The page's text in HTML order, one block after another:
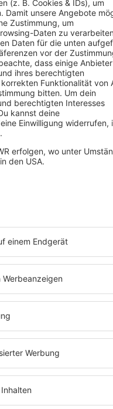
Easter-
geheimnisvollen
mit der Caption:
Outfits
– eine
neues Projekt.
ebenfalls
wurde ein Audio-Clip
folgte am nächsten